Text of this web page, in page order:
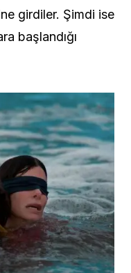
girdiler. Şimdi ise
başlandığı